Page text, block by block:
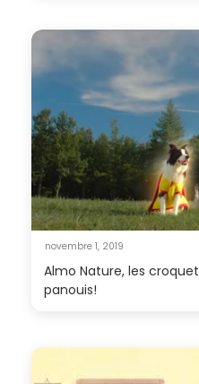
novembre 1, 2019
Almo Nature, les
panouis!